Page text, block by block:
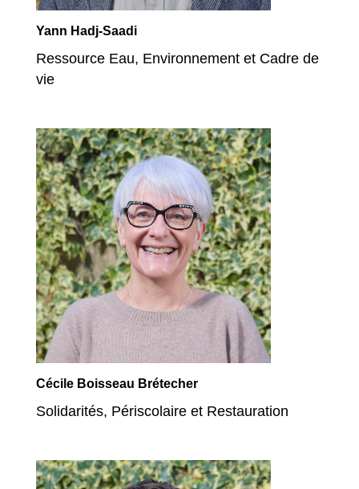
Yann Hadj-Saadi
Ressource Eau, Environnement et Cadre de
vie
Cécile Boisseau Brétecher
Solidarités, Périscolaire et Restauration